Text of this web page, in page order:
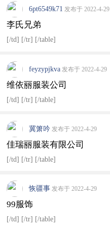
6pt6549k71 发布于 2022-4-29
李氏兄弟
[/td] [/tr] [/table]
feyzypjkva 发布于 2022-4-29
维依丽服装公司
[/td] [/tr] [/table]
冀箫吟 发布于 2022-4-29
佳瑞丽服装有限公司
[/td] [/tr] [/table]
恢疆事 发布于 2022-4-29
99服饰
[/td] [/tr] [/table]